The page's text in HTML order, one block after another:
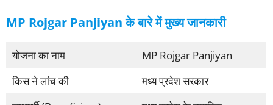
MP Rojgar Panjiyan के बारे में मुख्य जानकारी
योजना का नाम
MP Rojgar Panjiyan
किस ने लांच की
मध्य प्रदेश सरकार